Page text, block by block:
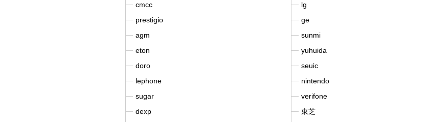
cmcc
prestigio
agm
eton
doro
lephone
sugar
dexp
lg
ge
sunmi
yuhuida
seuic
nintendo
verifone
東芝